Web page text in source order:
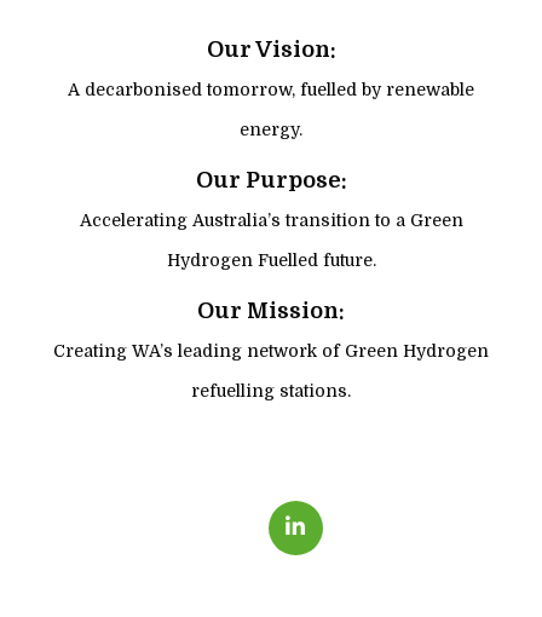
Our Vision:
A decarbonised tomorrow, fuelled by renewable
energy.
Our Purpose:
Accelerating Australia’s transition to a Green
Hydrogen Fuelled future.
Our Mission:
Creating WA’s leading network of Green Hydrogen
refuelling stations.